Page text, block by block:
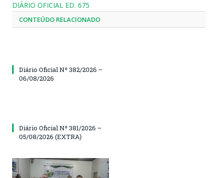
DIÁRIO OFICIAL ED. 675
CONTEÚDO RELACIONADO
Diário Oficial Nº 382/2026 –
06/08/2026
Diário Oficial Nº 381/2026 –
05/08/2026 (EXTRA)